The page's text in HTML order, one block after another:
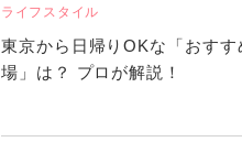
ライフスタイル
東京から日帰りOKな「おすす
場」は？ プロが解説！